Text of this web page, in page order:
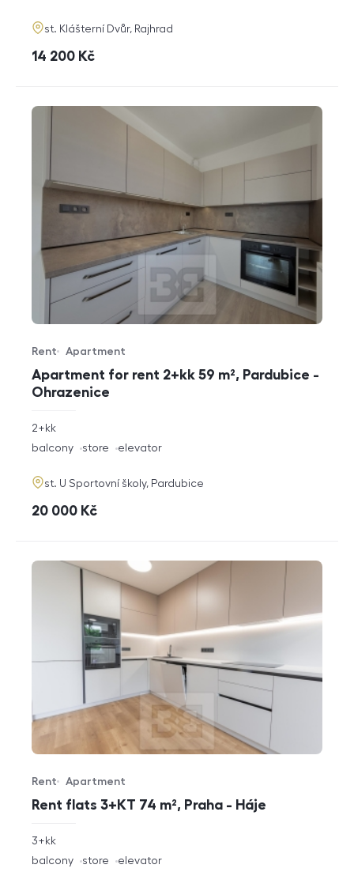
adresa
st. Klášterní Dvůr, Rajhrad
cena
14 200 Kč
Apartment for rent 2+kk 59 m², Pardubice -
Ohrazenice
Offer type
Rent
Property type
Apartment
rozměry
disposition
2+kk
funkce
balcony store elevator
adresa
st. U Sportovní školy, Pardubice
cena
20 000 Kč
Rent flats 3+KT 74 m², Praha - Háje
Offer type
Rent
Property type
Apartment
rozměry
3+kk
funkce
balcony store elevator